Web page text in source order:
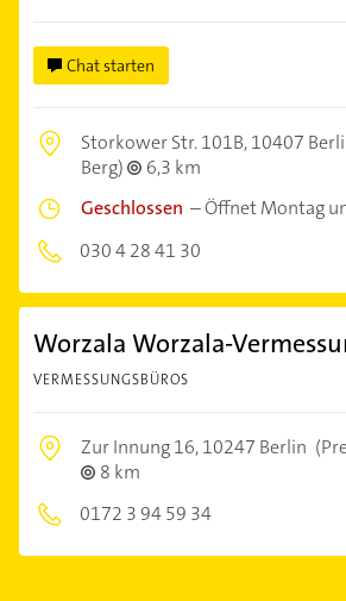
Chat starten
Storkower Str. 101B,10407
Berg)
6,3 km
Geschlossen –Öffnet Montag
030 4 28 41 30
Worzala Worzala-
VERMESSUNGSBÜROS
Zur Innung 16,10247 Berlin
8 km
0172 3 94 59 34